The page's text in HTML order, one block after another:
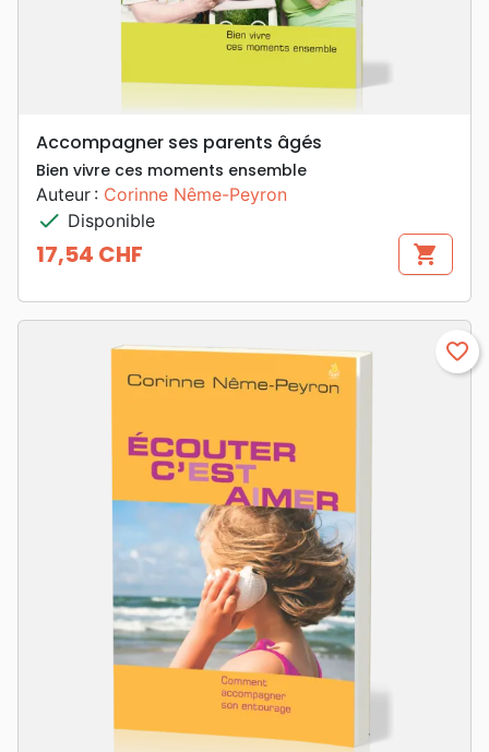
Accompagner ses parents âgés
Bien vivre ces moments ensemble
Auteur : Corinne Nême-Peyron
check Disponible
Prix
17,54 CHF shopping_cart
favorite_border